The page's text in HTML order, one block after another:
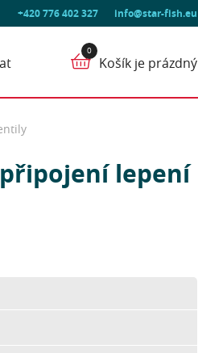
+420 776 402 327 info@star-fish.eu
Košík je prázdný
lepení